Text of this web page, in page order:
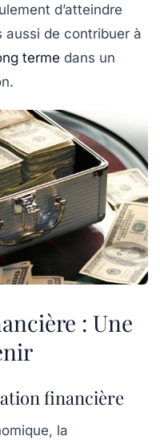
d’atteindre
de contribuer à
terme dans un
: Une
financière
la